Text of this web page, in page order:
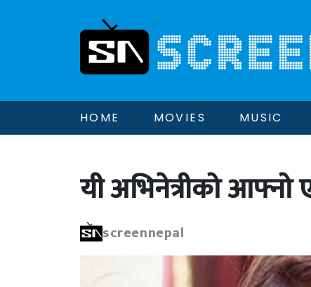
HOME MOVIES MUSIC
यी अभिनेत्रीको आफ्नो
screennepal